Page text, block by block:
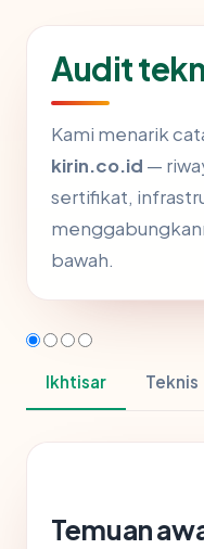
Audit
Kami menarik
kirin.co.id —
sertifikat,
bawah.
Ikhtisar Teknis
Temuan